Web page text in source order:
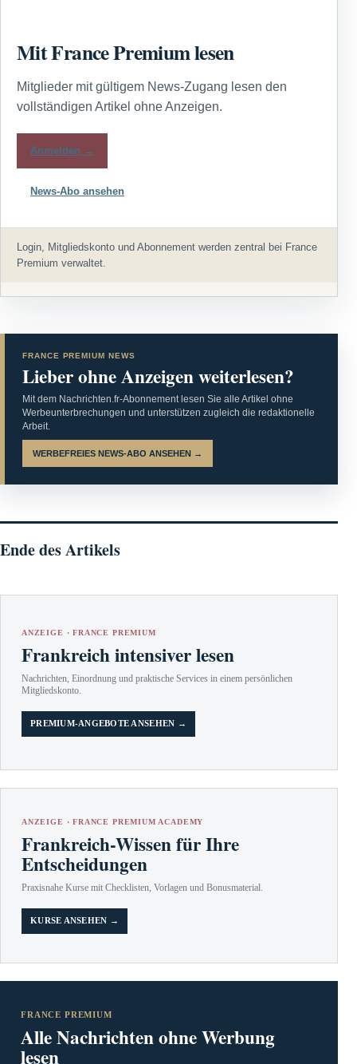
Mit France Premium lesen
Mitglieder mit gültigem News-Zugang lesen den
vollständigen Artikel ohne Anzeigen.
Anmelden →
News-Abo ansehen
Login, Mitgliedskonto und Abonnement werden zentral bei France
Premium verwaltet.
FRANCE PREMIUM NEWS
Lieber ohne Anzeigen weiterlesen?
Mit dem Nachrichten.fr-Abonnement lesen Sie alle Artikel ohne
Werbeunterbrechungen und unterstützen zugleich die redaktionelle
Arbeit.
WERBEFREIES NEWS-ABO ANSEHEN →
Ende des Artikels
ANZEIGE · FRANCE PREMIUM
Frankreich intensiver lesen
Nachrichten, Einordnung und praktische Services in einem persönlichen
Mitgliedskonto.
PREMIUM-ANGEBOTE ANSEHEN →
ANZEIGE · FRANCE PREMIUM ACADEMY
Frankreich-Wissen für Ihre
Entscheidungen
Praxisnahe Kurse mit Checklisten, Vorlagen und Bonusmaterial.
KURSE ANSEHEN →
FRANCE PREMIUM
Alle Nachrichten ohne Werbung
lesen